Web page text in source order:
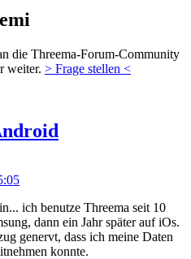
die Threema-Forum-Community
weiter. > Frage stellen <
ich benutze Threema seit 10
dann ein Jahr später auf iOs.
genervt, dass ich meine Daten
konnte.